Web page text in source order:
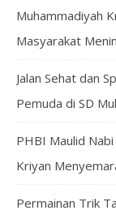
Muhammadiyah
Masyarakat
Jalan Sehat dan
Pemuda di SD
PHBI Maulid
Kriyan
Permainan Trik